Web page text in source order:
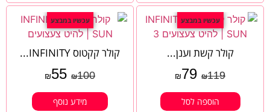
עכשיו במבצע
קולר קשת וענן...
₪119
₪79
הוספה לסל
עכשיו במבצע
קולר קקטוס INFINITY...
₪100
₪55
מידע נוסף